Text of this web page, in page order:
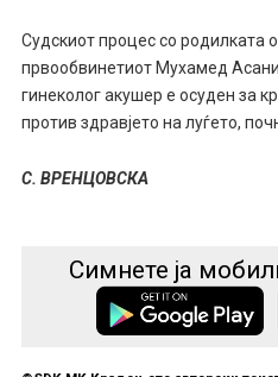
Судскиот процес со родилката
првообвинетиот Мухамед
гинеколог акушер е осуден за
против здравјето на луѓето,
С. ВРЕНЦОВСКА
Симнете ја